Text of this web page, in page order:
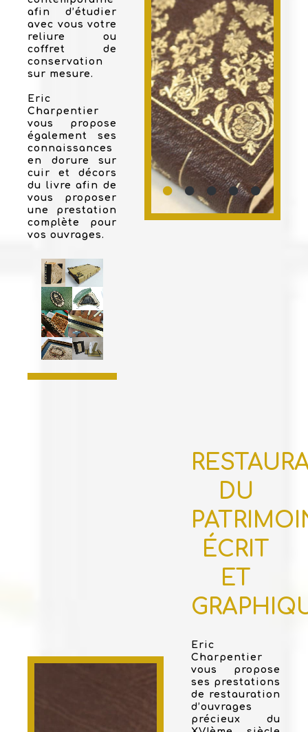
afin d’étudier
avec vous votre
reliure ou
coffret de
conservation
sur mesure.
Eric
Charpentier
vous propose
également ses
connaissances
en dorure sur
cuir et décors
du livre afin de
vous proposer
une prestation
complète pour
vos ouvrages.
DU
ÉCRIT
ET
Eric
Charpentier
vous propose
ses prestations
de restauration
d’ouvrages
précieux du